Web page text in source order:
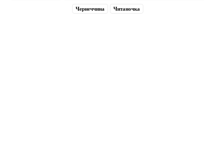
Чернеччина Читаночка